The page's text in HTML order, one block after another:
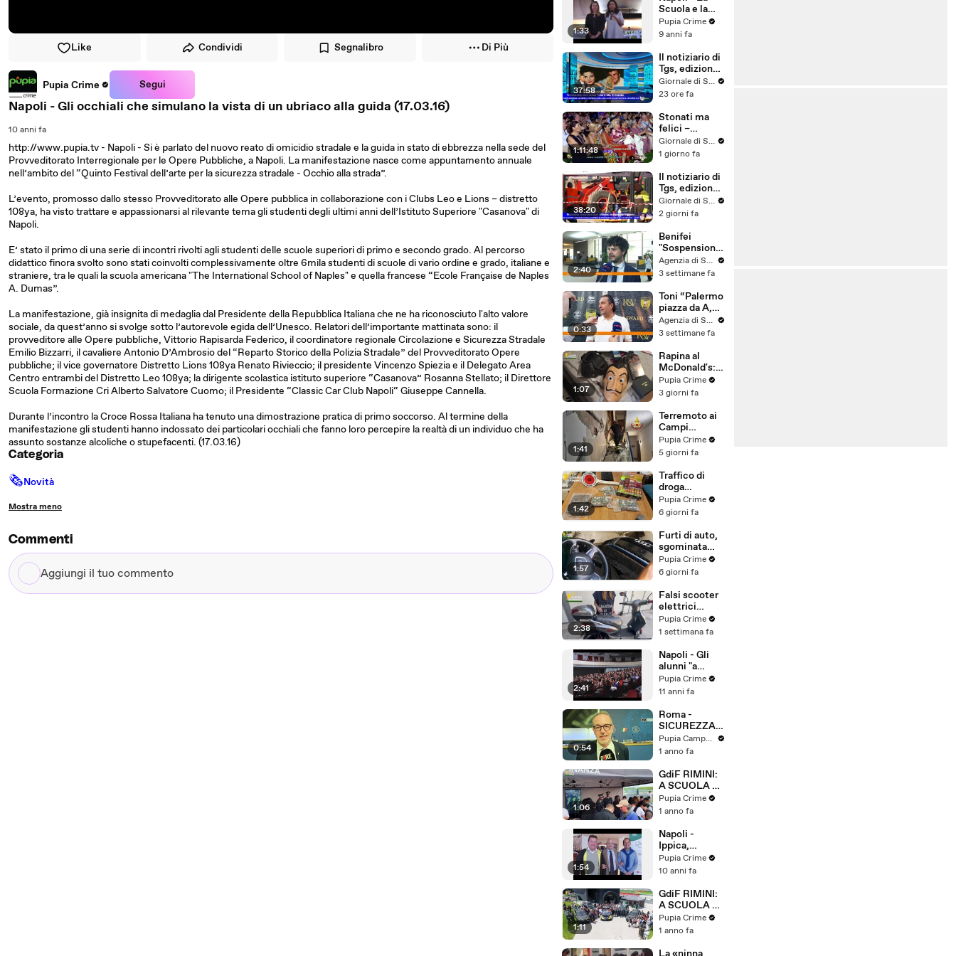
Like Condividi Segnalibro Di Più
Pupia Crime Segui
Napoli - Gli occhiali che simulano la vista di un ubriaco alla guida (17.03.16)
10 anni fa
http://www.pupia.tv - Napoli - Si è parlato del nuovo reato di omicidio stradale e la guida in stato di ebbrezza nella sede del
Provveditorato Interregionale per le Opere Pubbliche, a Napoli. La manifestazione nasce come appuntamento annuale
nell’ambito del “Quinto Festival dell’arte per la sicurezza stradale - Occhio alla strada”.
L’evento, promosso dallo stesso Provveditorato alle Opere pubblica in collaborazione con i Clubs Leo e Lions – distretto
108ya, ha visto trattare e appassionarsi al rilevante tema gli studenti degli ultimi anni dell’Istituto Superiore "Casanova" di
Napoli.
E’ stato il primo di una serie di incontri rivolti agli studenti delle scuole superiori di primo e secondo grado. Al percorso
didattico finora svolto sono stati coinvolti complessivamente oltre 6mila studenti di scuole di vario ordine e grado, italiane e
straniere, tra le quali la scuola americana "The International School of Naples" e quella francese “Ecole Française de Naples
A. Dumas”.
La manifestazione, già insignita di medaglia dal Presidente della Repubblica Italiana che ne ha riconosciuto l'alto valore
sociale, da quest’anno si svolge sotto l’autorevole egida dell’Unesco. Relatori dell’importante mattinata sono: il
provveditore alle Opere pubbliche, Vittorio Rapisarda Federico, il coordinatore regionale Circolazione e Sicurezza Stradale
Emilio Bizzarri, il cavaliere Antonio D’Ambrosio del “Reparto Storico della Polizia Stradale” del Provveditorato Opere
pubbliche; il vice governatore Distretto Lions 108ya Renato Rivieccio; il presidente Vincenzo Spiezia e il Delegato Area
Centro entrambi del Distretto Leo 108ya; la dirigente scolastica istituto superiore “Casanova” Rosanna Stellato; il Direttore
Scuola Formazione Cri Alberto Salvatore Cuomo; il Presidente “Classic Car Club Napoli“ Giuseppe Cannella.
Durante l’incontro la Croce Rossa Italiana ha tenuto una dimostrazione pratica di primo soccorso. Al termine della
manifestazione gli studenti hanno indossato dei particolari occhiali che fanno loro percepire la realtà di un individuo che ha
assunto sostanze alcoliche o stupefacenti. (17.03.16)
Categoria
🗞Novità
Mostra meno
Commenti
Aggiungi
il
1:33
Scuola e la
Città,
concluso il
educazione
civica
(29.05.17)
Pupia Crime
9 anni fa
37:58
Il notiziario di
Tgs, edizione
del 5 agosto –
ore 13.50
Giornale di Sicilia
23 ore fa
1:11:48
Stonati ma
felici –
Puntata 16Giornale di Sicilia
1 giorno fa
38:20
Il notiziario di
Tgs, edizione
del 4 agosto –
ore 13.50
Giornale di Sicilia
2 giorni fa
2:40
Benifei
"Sospensione
accordo Ue-
Israele
commerciale,
voto a
maggioranza"
Agenzia di Stampa ITALPRESS
3 settimane fa
0:33
Toni “Palermo
piazza da A,
può essere
l'anno buono”
Agenzia di Stampa ITALPRESS
3 settimane fa
1:07
Rapina al
McDonald's:
cinque arresti,
due indagati
spaccio di
droga
(03.08.26)
Pupia Crime
3 giorni fa
1:41
Terremoto ai
Campi
Flegrei: 250
sfollati e 21
residenti
chiedono
certezze sul
futuro
(01.08.26)
Pupia Crime
5 giorni fa
1:42
Traffico di
droga
"ispirato" da
serie tv e trap:
(31.07.26)
Pupia Crime
6 giorni fa
1:57
Furti di auto,
sgominata
banda
specializzata:
(31.07.26)
Pupia Crime
6 giorni fa
2:38
Falsi scooter
elettrici
venduti come
e-bike:
5 milioni
(30.07.26)
Pupia Crime
1 settimana fa
2:41
Napoli - Gli
alunni "a
lezione" da
Eduardo De
(20.11.15)
Pupia Crime
11 anni fa
0:54
Roma -
SICUREZZA.
DA PCM-
ANCI-UPI
SU
INCIDENTALI
TÀ
STRADALE
(05.06.25)
Pupia Campania
1 anno fa
1:06
GdiF RIMINI:
A SCUOLA DI
LEGALITA’
ECONOMICO
FINANZIARIA
ALL’AUTODR
OMO DI
MISANO. I
FINANZIERI
INCONTRAN
O OLTRE 100
STUDENTI -2-
(30.05.25)
Pupia Crime
1 anno fa
1:54
Napoli -
Ippica,
presentato il
Memorial
(29.04.16)
Pupia Crime
10 anni fa
1:11
GdiF RIMINI:
A SCUOLA DI
LEGALITA’
ECONOMICO
FINANZIARIA
Pupia Crime
1 anno fa